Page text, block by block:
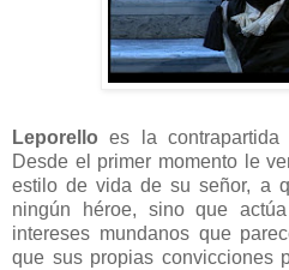
Leporello es la
Desde el primer momento le
estilo de vida de su señor, a
ningún héroe, sino que
intereses mundanos que
que sus propias convicciones